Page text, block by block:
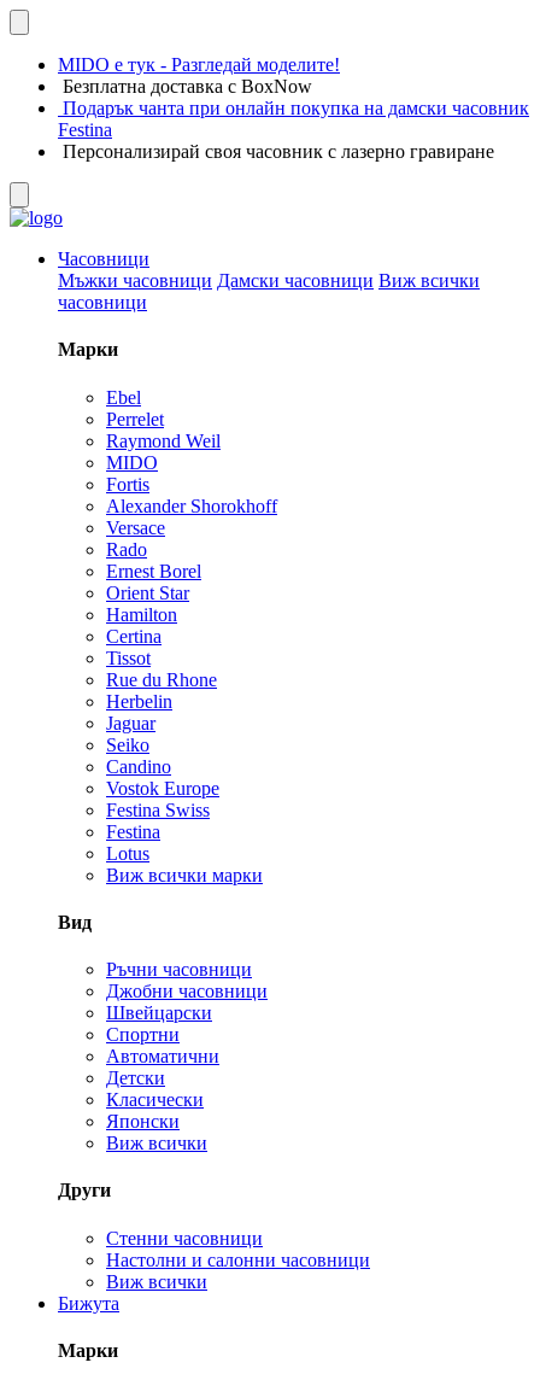
MIDO е тук - Разгледай моделите!
Безплатна доставка с BoxNow
Подарък чанта при онлайн покупка на дамски часовник
Festina
Персонализирай своя часовник с лазерно гравиране
Часовници
Мъжки часовници Дамски часовници Виж всички
часовници
Марки
Ebel
Perrelet
Raymond Weil
MIDO
Fortis
Alexander Shorokhoff
Versace
Rado
Ernest Borel
Orient Star
Hamilton
Certina
Tissot
Rue du Rhone
Herbelin
Jaguar
Seiko
Candino
Vostok Europe
Festina Swiss
Festina
Lotus
Виж всички марки
Вид
Ръчни часовници
Джобни часовници
Швейцарски
Спортни
Автоматични
Детски
Класически
Японски
Виж всички
Други
Стенни часовници
Настолни и салонни часовници
Виж всички
Бижута
Марки